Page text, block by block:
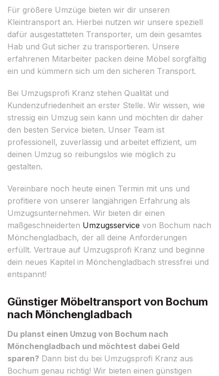
Für größere Umzüge bieten wir dir unseren
Kleintransport an. Hierbei nutzen wir unsere speziell
dafür ausgestatteten Transporter, um dein gesamtes
Hab und Gut sicher zu transportieren. Unsere
erfahrenen Mitarbeiter packen deine Möbel sorgfältig
ein und kümmern sich um den sicheren Transport.
Bei Umzugsprofi Kranz stehen Qualität und
Kundenzufriedenheit an erster Stelle. Wir wissen, wie
stressig ein Umzug sein kann und möchten dir daher
den besten Service bieten. Unser Team ist
professionell, zuverlässig und arbeitet effizient, um
deinen Umzug so reibungslos wie möglich zu
gestalten.
Vereinbare noch heute einen Termin mit uns und
profitiere von unserer langjährigen Erfahrung als
Umzugsunternehmen. Wir bieten dir einen
maßgeschneiderten Umzugsservice von Bochum nach
Mönchengladbach, der all deine Anforderungen
erfüllt. Vertraue auf Umzugsprofi Kranz und beginne
dein neues Kapitel in Mönchengladbach stressfrei und
entspannt!
Günstiger Möbeltransport von Bochum
nach Mönchengladbach
Du planst einen Umzug von Bochum nach
Mönchengladbach und möchtest dabei Geld
sparen? Dann bist du bei Umzugsprofi Kranz aus
Bochum genau richtig! Wir bieten einen günstigen